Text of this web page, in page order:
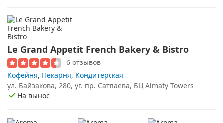
Le Grand Appetit French Bakery & Bistro
6 отзывов
Кофейня, Пекарня, Кондитерская
ул. Байзакова, 280, уг. пр. Сатпаева, БЦ Almaty Towers
На вынос